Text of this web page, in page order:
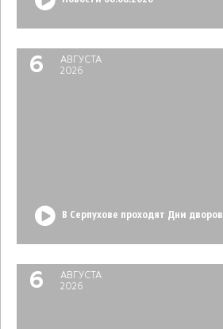
6
АВГУСТА
2026
В Серпухове проходят Дни дворов
6
АВГУСТА
2026